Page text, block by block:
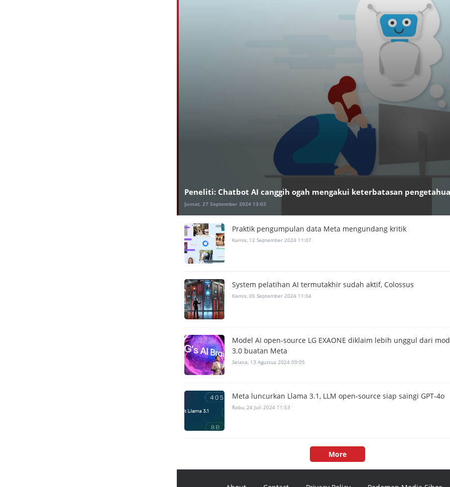
Peneliti: Chatbot AI canggih ogah mengakui keterbatasan
Jumat, 27 September 2024 13:03
Praktik pengumpulan data Meta mengundang kritik
Kamis, 12 September 2024 11:07
System pelatihan AI termutakhir sudah aktif, Colossus
Kamis, 05 September 2024 11:04
Model AI open-source LG EXAONE diklaim lebih unggul dari
3.0 buatan Meta
Selasa, 13 Agustus 2024 09:05
Meta luncurkan Llama 3.1, LLM open-source siap saingi GPT-4o
Rabu, 24 Juli 2024 11:53
More